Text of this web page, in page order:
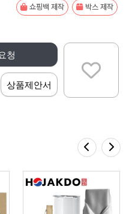
쇼핑백 제작 박스 제작
청
상품제안서